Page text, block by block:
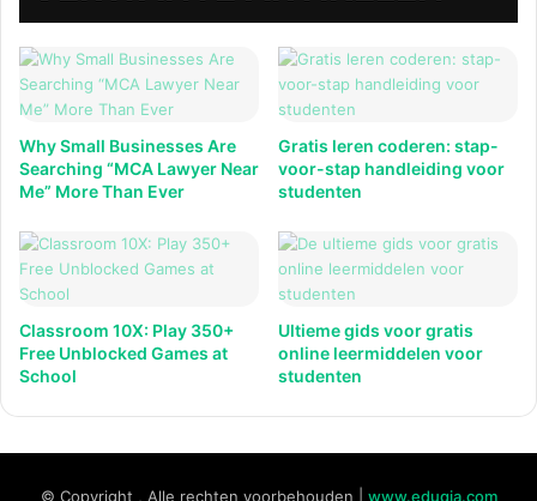
Why Small Businesses Are
Searching “MCA Lawyer Near
Me” More Than Ever
Gratis leren coderen: stap-
voor-stap handleiding voor
studenten
Classroom 10X: Play 350+
Free Unblocked Games at
School
Ultieme gids voor gratis
online leermiddelen voor
studenten
© Copyright , Alle rechten voorbehouden | www.eduqia.com